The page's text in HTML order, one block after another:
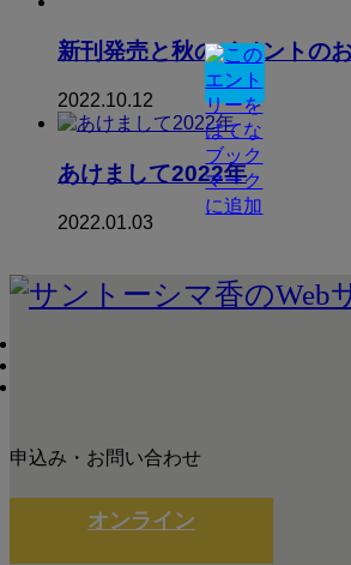
新刊発売と秋のイベントの
2022.10.12
あけまして2022年
2022.01.03
申込み・お問い合わせ
オンライン